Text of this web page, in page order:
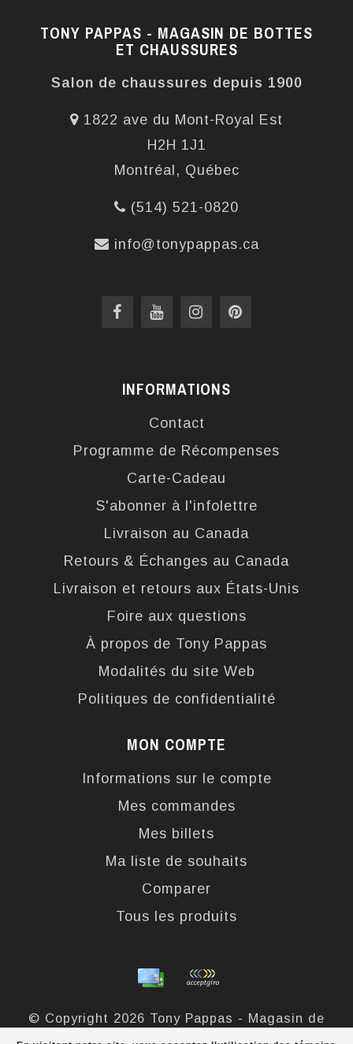
TONY PAPPAS - MAGASIN DE BOTTES
ET CHAUSSURES
Salon de chaussures depuis 1900
1822 ave du Mont-Royal Est
H2H 1J1
Montréal, Québec
(514) 521-0820
info@tonypappas.ca
INFORMATIONS
Contact
Programme de Récompenses
Carte-Cadeau
S'abonner à l'infolettre
Livraison au Canada
Retours & Échanges au Canada
Livraison et retours aux États-Unis
Foire aux questions
À propos de Tony Pappas
Modalités du site Web
Politiques de confidentialité
MON COMPTE
Informations sur le compte
Mes commandes
Mes billets
Ma liste de souhaits
Comparer
Tous les produits
© Copyright 2026 Tony Pappas - Magasin de
bottes et chaussures - Powered byLightspeed-